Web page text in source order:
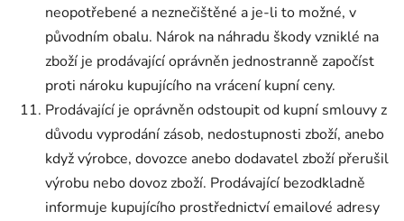
neopotřebené a neznečištěné a je-li to možné, v
původním obalu. Nárok na náhradu škody vzniklé na
zboží je prodávající oprávněn jednostranně započíst
proti nároku kupujícího na vrácení kupní ceny.
Prodávající je oprávněn odstoupit od kupní smlouvy z
důvodu vyprodání zásob, nedostupnosti zboží, anebo
když výrobce, dovozce anebo dodavatel zboží přerušil
výrobu nebo dovoz zboží. Prodávající bezodkladně
informuje kupujícího prostřednictví emailové adresy